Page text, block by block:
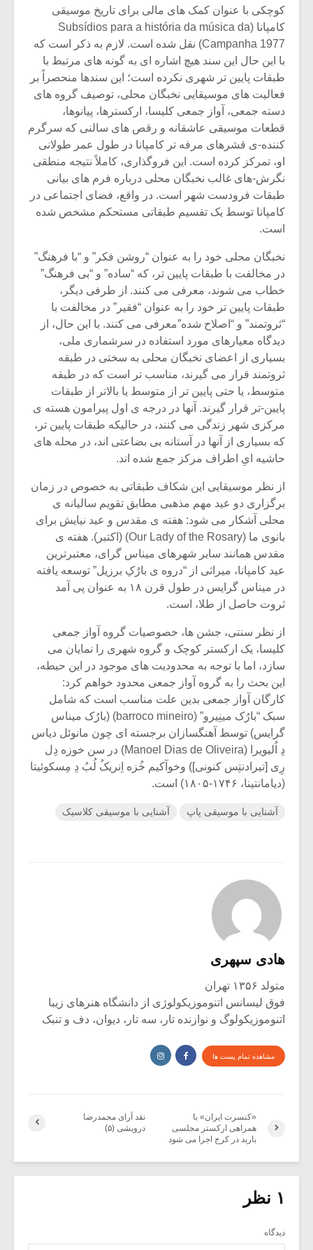
کوچکی با عنوان کمک های مالی برای تاریخ موسیقی
کامپانا (Subsídios para a história da música da
Campanha 1977) نقل شده است. لازم به ذکر است که
با این حال این سند هیچ اشاره ای به گونه های مرتبط با
طبقات پایین تر شهری نکرده است؛ این سندها منحصراً بر
فعالیت های موسیقایی نخبگان محلی، توصیف گروه های
دسته جمعی، آواز جمعی کلیسا، ارکسترها، پیانوها،
قطعات موسیقی عاشقانه و رقص های سالنی که سرگرم
کننده-ی قشرهای مرفه تر کامپانا در طول عمر طولانی
او، تمرکز کرده است. این فروگذاری، کاملاً نتیجه منطقی
نگرش-های غالب نخبگان محلی درباره فرم های بیانی
طبقات فرودست شهر است. در واقع، فضای اجتماعی در
کامپانا توسط یک تقسیم طبقاتی مستحکم مشخص شده
است.
نخبگان محلی خود را به عنوان “روشن فکر” و “با فرهنگ”
در مخالفت با طبقات پایین تر، که “ساده” و “بی فرهنگ”
خطاب می شوند، معرفی می کنند. از طرفی دیگر،
طبقات پایین تر خود را به عنوان “فقیر” در مخالفت با
“ثروتمند” و “اصلاح شده”معرفی می کنند. با این حال، از
دیدگاه معیارهای مورد استفاده در سرشماری ملی،
بسیاری از اعضای نخبگان محلی به سختی در طبقه
ثروتمند قرار می گیرند، مناسب تر است که در طبقه
متوسط، یا حتی پایین تر از متوسط یا بالاتر از طبقات
پایین-تر قرار گیرند. آنها در درجه ی اول پیرامون هسته ی
مرکزی شهر زندگی می کنند، در حالیکه طبقات پایین تر،
که بسیاری از آنها در آستانه بی بضاعتی اند، در محله های
حاشیه ایِ اطراف مرکز جمع شده اند.
از نظر موسیقایی این شکاف طبقاتی به خصوص در زمان
برگزاری دو عید مهم مذهبی مطابق تقویم سالیانه ی
محلی آشکار می شود: هفته ی مقدس و عید نیایش برای
بانوی ما (Our Lady of the Rosary) (اکتبر). هفته ی
مقدس همانند سایر شهرهای میناس گرای، معتبرترین
عید کامپانا، میراثی از “دروه ی بارُکِ برزیل” توسعه یافته
در میناس گرایس در طول قرن ۱۸ به عنوان پی آمد
ثروت حاصل از طلا، است.
از نظر سنتی، جشن ها، خصوصیات گروه آواز جمعی
کلیسا، یک ارکستر کوچک و گروه شهری را نمایان می
سازد، اما با توجه به محدودیت های موجود در این حیطه،
این بحث را به گروه آواز جمعی محدود خواهم کرد:
کارگان آواز جمعی بدین علت مناسب است که شامل
سبک “بارُک مینِیرو” (barroco mineiro) (بارُک میناس
گرایس) توسط آهنگسازان برجسته ای چون مانوئل دیاس
دِ اُلیویرا (Manoel Dias de Oliveira) در سن خوزه دِل
رِی [تیرادنتِس کنونی]) وخوآکیم خُزه اِنریکُ لُبُ دِ مِسکوئیتا
(دیامانتینا، ۱۷۴۶-۱۸۰۵) است.
آشنایی با موسیقی پاپ آشنایی با موسیقی کلاسیک
هادی سپهری
متولد ۱۳۵۶ تهران
فوق لیسانس اتنوموزیکولوژی از دانشگاه هنرهای زیبا
اتنوموزیکولوگ و نوازنده تار، سه تار، دیوان، دف و تنبک
مشاهده تمام پست ها
نقد آرای محمدرضا
درویشی (۵)
«کنسرت ایران» با
همراهی ارکستر مجلسی
باربد در کرج اجرا می شود
۱ نظر
دیدگاه
میکلوش روژا
یادداشتی بر موسیقی
متن فیلم «متری
شیش و نیم»
اگر نمی توانی
مشهورترین باشی،
بدنام ترین باش
موریس ژار
برگزار